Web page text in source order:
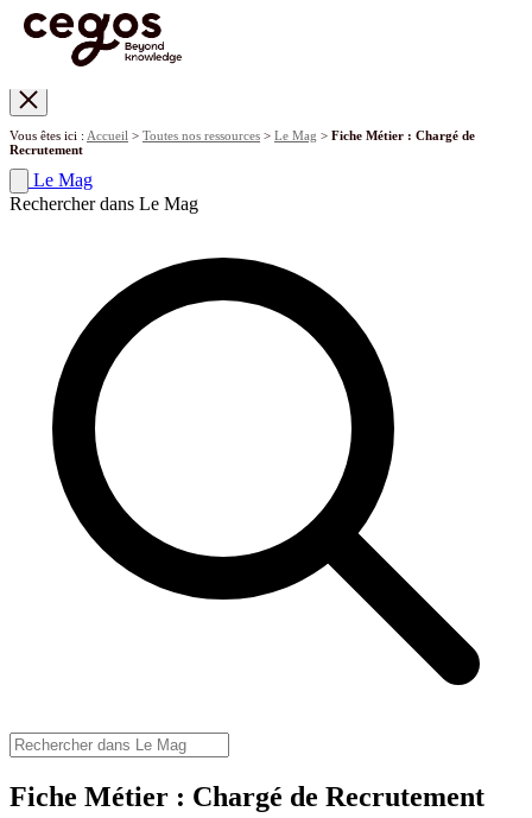
Vous êtes ici : Accueil > Toutes nos ressources > Le Mag > Fiche Métier : Chargé de
Recrutement
Le Mag
Rechercher dans Le Mag
Fiche Métier : Chargé de Recrutement